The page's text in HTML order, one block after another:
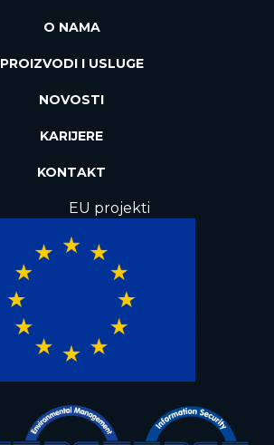
O NAMA
PROIZVODI I USLUGE
NOVOSTI
KARIJERE
KONTAKT
EU projekti